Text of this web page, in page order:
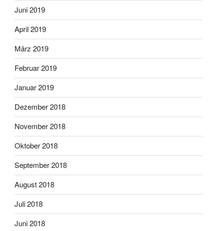
Juni 2019
April 2019
März 2019
Februar 2019
Januar 2019
Dezember 2018
November 2018
Oktober 2018
September 2018
August 2018
Juli 2018
Juni 2018